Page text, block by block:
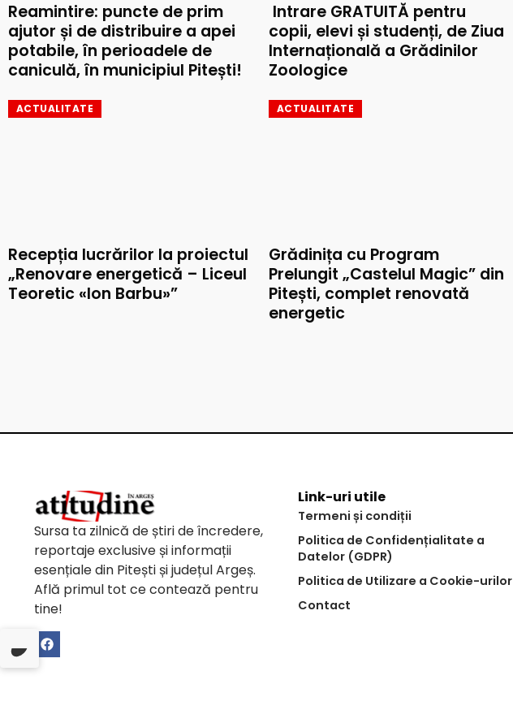
Reamintire: puncte de prim
ajutor și de distribuire a apei
potabile, în perioadele de
caniculă, în municipiul Pitești!
Intrare GRATUITĂ pentru
copii, elevi și studenți, de Ziua
Internațională a Grădinilor
Zoologice
ACTUALITATE
Recepția lucrărilor la proiectul
„Renovare energetică – Liceul
Teoretic «Ion Barbu»”
ACTUALITATE
Grădinița cu Program
Prelungit „Castelul Magic” din
Pitești, complet renovată
energetic
Sursa ta zilnică de știri de încredere,
reportaje exclusive și informații
esențiale din Pitești și județul Argeș.
Află primul tot ce contează pentru
tine!
Link-uri utile
Termeni și condiții
Politica de Confidențialitate a
Datelor (GDPR)
Politica de Utilizare a Cookie-urilor
Contact